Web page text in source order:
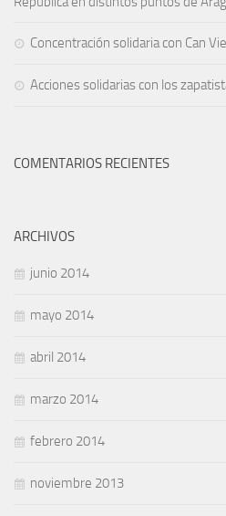
Concentración solidaria con Can
Acciones solidarias con los
COMENTARIOS RECIENTES
ARCHIVOS
junio 2014
mayo 2014
abril 2014
marzo 2014
febrero 2014
noviembre 2013